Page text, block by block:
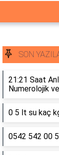
SON
21:21 Saat
Numerolojik
0 5 lt su kaç
0542 542 00